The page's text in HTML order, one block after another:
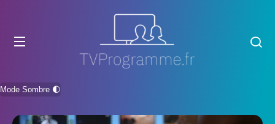
Mode Sombre 🌓